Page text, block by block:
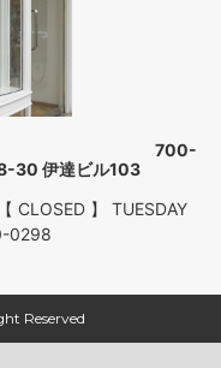
30 伊達ビル103
CLOSED 】 TUESDAY
0298
Reserved